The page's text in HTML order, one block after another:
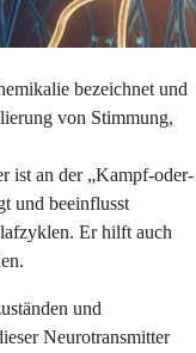
bezeichnet und
von Stimmung,
ist an der „Kampf-oder-
und beeinflusst
Er hilft auch
und
Neurotransmitter